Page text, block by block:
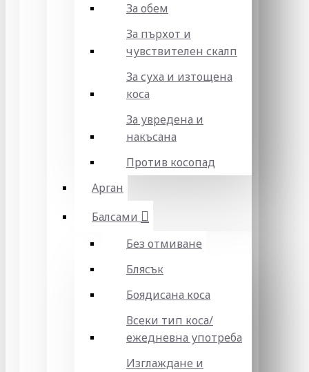
За обем
За пърхот и
чувствителен скалп
За суха и изтощена
коса
За увредена и
накъсана
Против косопад
Арган
Балсами
Без отмиване
Блясък
Боядисана коса
Всеки тип коса/
ежедневна употреба
Изглаждане и